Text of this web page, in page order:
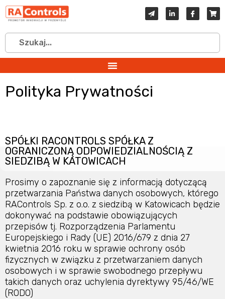
Polityka Prywatności
SPÓŁKI RACONTROLS SPÓŁKA Z
OGRANICZONĄ ODPOWIEDZIALNOŚCIĄ Z
SIEDZIBĄ W KATOWICACH
Prosimy o zapoznanie się z informacją dotyczącą
przetwarzania Państwa danych osobowych, którego
RAControls Sp. z o.o. z siedzibą w Katowicach będzie
dokonywać na podstawie obowiązujących
przepisów tj. Rozporządzenia Parlamentu
Europejskiego i Rady (UE) 2016/679 z dnia 27
kwietnia 2016 roku w sprawie ochrony osób
fizycznych w związku z przetwarzaniem danych
osobowych i w sprawie swobodnego przepływu
takich danych oraz uchylenia dyrektywy 95/46/WE
(RODO)